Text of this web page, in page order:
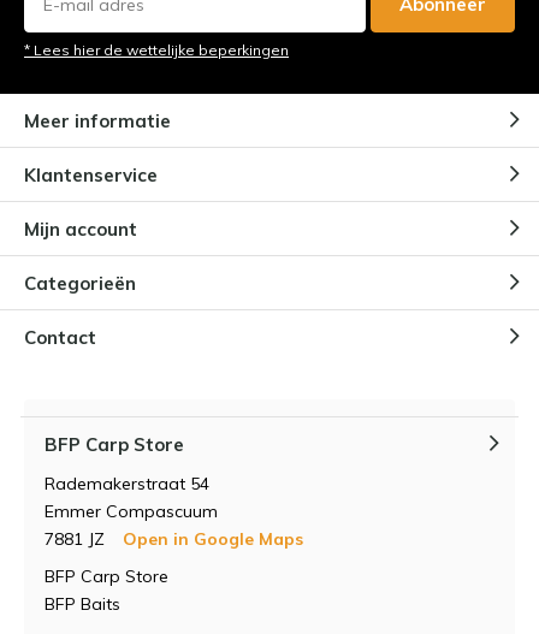
* Lees hier de wettelijke beperkingen
Meer informatie
Klantenservice
Mijn account
Categorieën
Contact
BFP Carp Store
Rademakerstraat 54
Emmer Compascuum
7881 JZ
Open in Google Maps
BFP Carp Store
BFP Baits